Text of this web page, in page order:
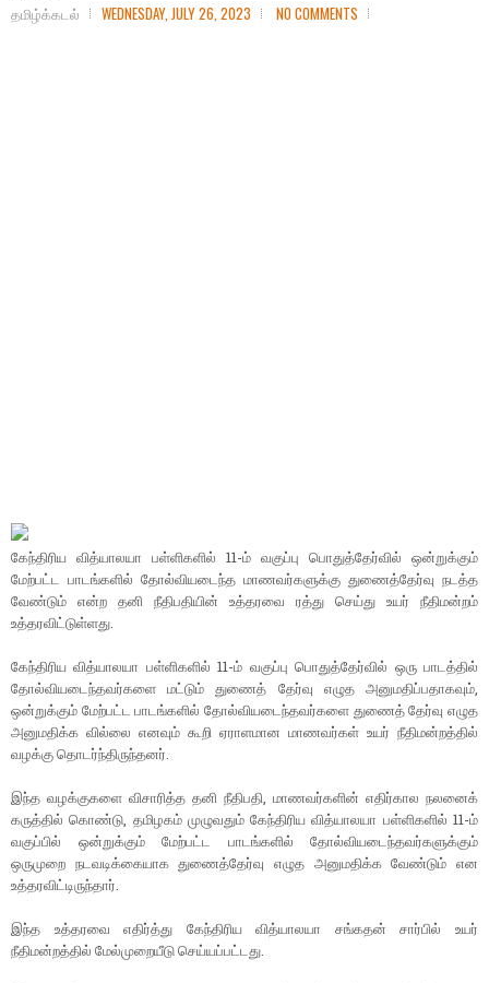
தமிழ்க்கடல் WEDNESDAY, JULY 26, 2023 NO COMMENTS
கேந்திரிய வித்யாலயா பள்ளிகளில் 11-ம் வகுப்பு பொதுத்தேர்வில் ஒன்றுக்கும்
மேற்பட்ட பாடங்களில் தோல்வியடைந்த மாணவர்களுக்கு துணைத்தேர்வு நடத்த
வேண்டும் என்ற தனி நீதிபதியின் உத்தரவை ரத்து செய்து உயர் நீதிமன்றம்
உத்தரவிட்டுள்ளது.
கேந்திரிய வித்யாலயா பள்ளிகளில் 11-ம் வகுப்பு பொதுத்தேர்வில் ஒரு பாடத்தில்
தோல்வியடைந்தவர்களை மட்டும் துணைத் தேர்வு எழுத அனுமதிப்பதாகவும்,
ஒன்றுக்கும் மேற்பட்ட பாடங்களில் தோல்வியடைந்தவர்களை துணைத் தேர்வு எழுத
அனுமதிக்க வில்லை எனவும் கூறி ஏராளமான மாணவர்கள் உயர் நீதிமன்றத்தில்
வழக்கு தொடர்ந்திருந்தனர்.
இந்த வழக்குகளை விசாரித்த தனி நீதிபதி, மாணவர்களின் எதிர்கால நலனைக்
கருத்தில் கொண்டு, தமிழகம் முழுவதும் கேந்திரிய வித்யாலயா பள்ளிகளில் 11-ம்
வகுப்பில் ஒன்றுக்கும் மேற்பட்ட பாடங்களில் தோல்வியடைந்தவர்களுக்கும்
ஒருமுறை நடவடிக்கையாக துணைத்தேர்வு எழுத அனுமதிக்க வேண்டும் என
உத்தரவிட்டிருந்தார்.
இந்த உத்தரவை எதிர்த்து கேந்திரிய வித்யாலயா சங்கதன் சார்பில் உயர்
நீதிமன்றத்தில் மேல்முறையீடு செய்யப்பட்டது.